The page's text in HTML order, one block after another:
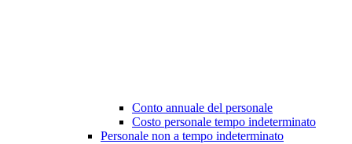
Conto annuale del personale
Costo personale tempo indeterminato
Personale non a tempo indeterminato